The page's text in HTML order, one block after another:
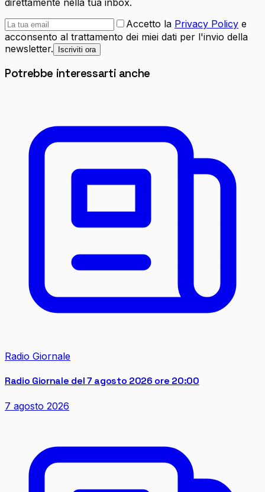
Accetto la Privacy Policy e
acconsento al trattamento dei miei dati per l'invio della
newsletter.
Iscriviti ora
Potrebbe interessarti anche
Radio Giornale
Radio Giornale del 7 agosto 2026 ore 20:00
7 agosto 2026